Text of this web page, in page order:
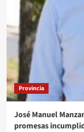
Provincia
José Manuel
promesas